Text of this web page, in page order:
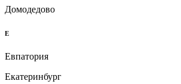
Домодедово
Е
Евпатория
Екатеринбург